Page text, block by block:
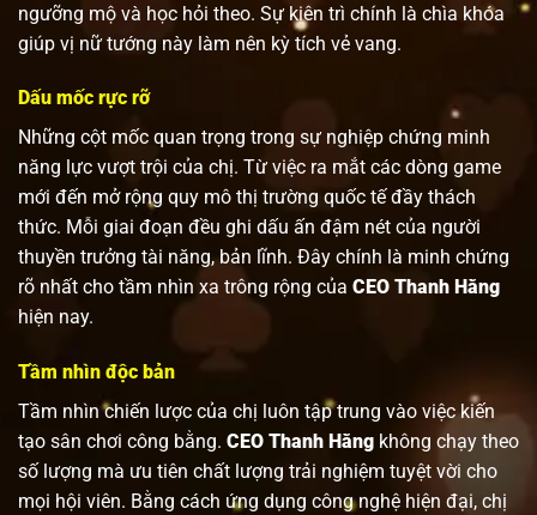
ngưỡng mộ và học hỏi theo. Sự kiên trì chính là chìa khóa
giúp vị nữ tướng này làm nên kỳ tích vẻ vang.
Dấu mốc rực rỡ
Những cột mốc quan trọng trong sự nghiệp chứng minh
năng lực vượt trội của chị. Từ việc ra mắt các dòng game
mới đến mở rộng quy mô thị trường quốc tế đầy thách
thức. Mỗi giai đoạn đều ghi dấu ấn đậm nét của người
thuyền trưởng tài năng, bản lĩnh. Đây chính là minh chứng
rõ nhất cho tầm nhìn xa trông rộng của CEO Thanh Hằng
hiện nay.
Tầm nhìn độc bản
Tầm nhìn chiến lược của chị luôn tập trung vào việc kiến
tạo sân chơi công bằng. CEO Thanh Hằng không chạy theo
số lượng mà ưu tiên chất lượng trải nghiệm tuyệt vời cho
mọi hội viên. Bằng cách ứng dụng công nghệ hiện đại, chị